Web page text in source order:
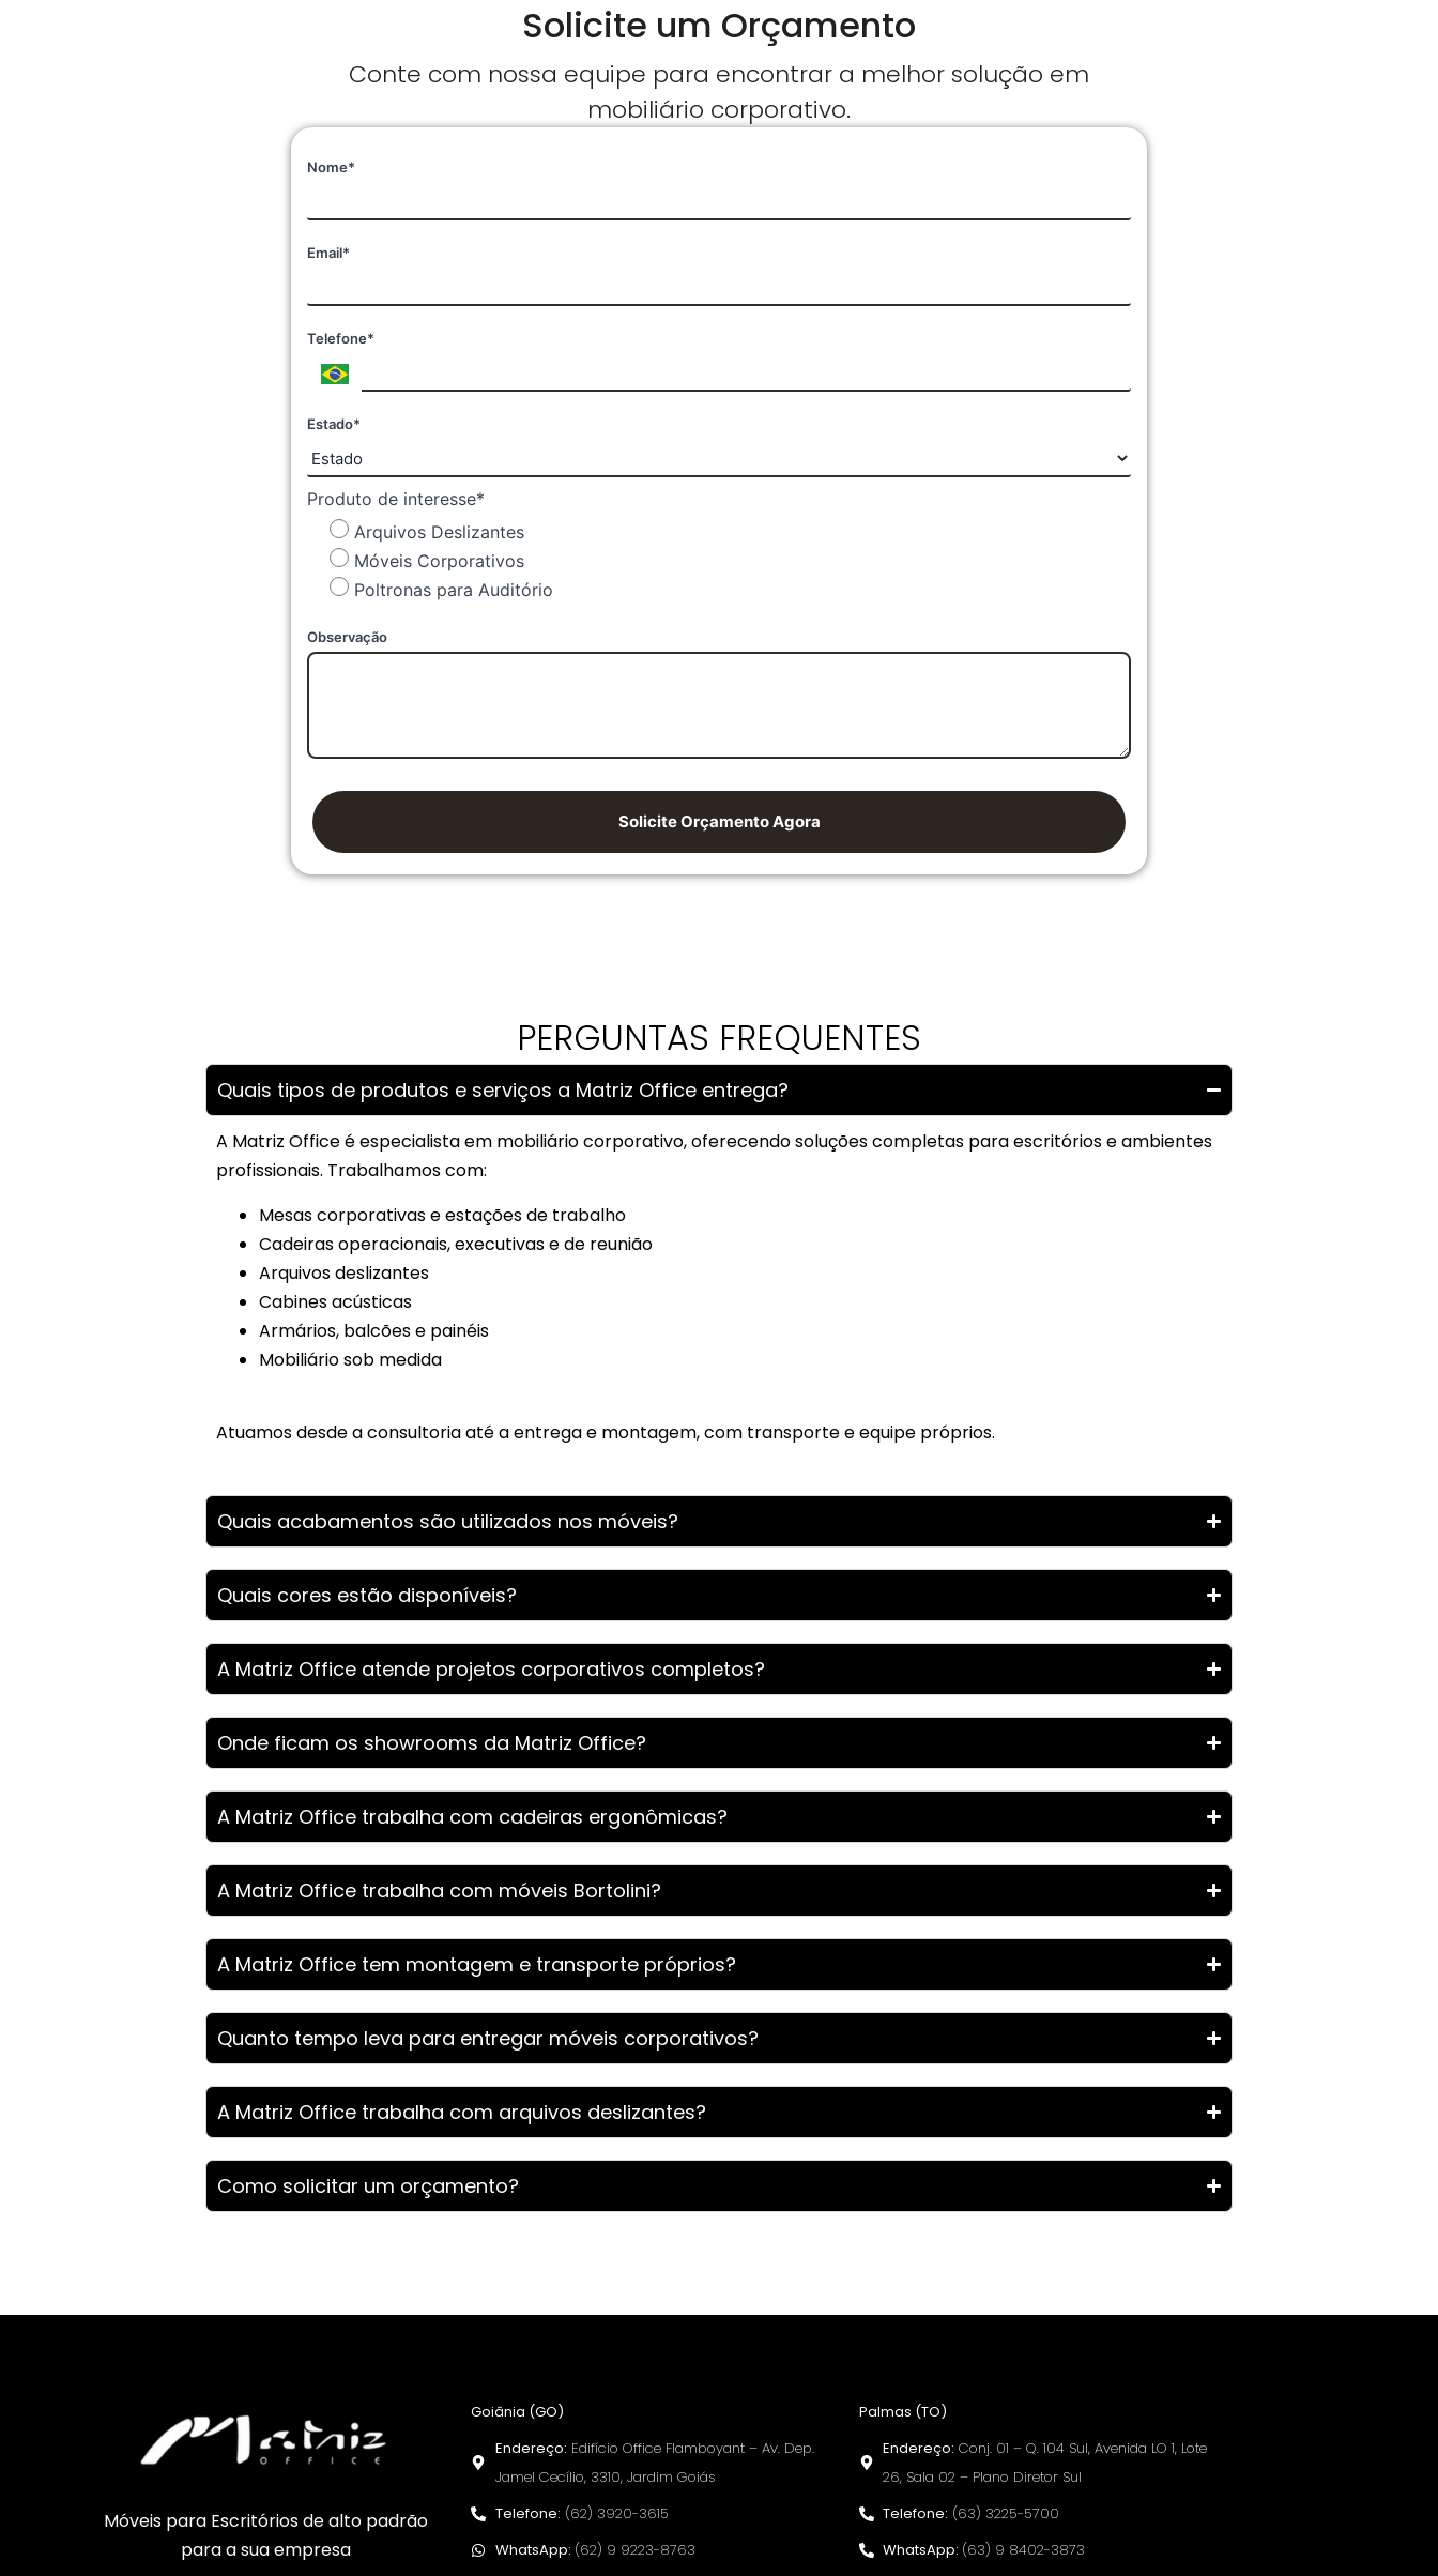
Solicite um Orçamento
Conte com nossa equipe para encontrar a melhor solução em
mobiliário corporativo.
Nome*
Email*
Telefone*
Estado*
Produto de interesse*
Arquivos Deslizantes
Móveis Corporativos
Poltronas para Auditório
Observação
Solicite Orçamento Agora
PERGUNTAS FREQUENTES
Quais tipos de produtos e serviços a Matriz Office entrega?
A Matriz Office é especialista em mobiliário corporativo, oferecendo soluções completas para escritórios e ambientes
profissionais. Trabalhamos com:
Mesas corporativas e estações de trabalho
Cadeiras operacionais, executivas e de reunião
Arquivos deslizantes
Cabines acústicas
Armários, balcões e painéis
Mobiliário sob medida
Atuamos desde a consultoria até a entrega e montagem, com transporte e equipe próprios.
Quais acabamentos são utilizados nos móveis?
Quais cores estão disponíveis?
A Matriz Office atende projetos corporativos completos?
Onde ficam os showrooms da Matriz Office?
A Matriz Office trabalha com cadeiras ergonômicas?
A Matriz Office trabalha com móveis Bortolini?
A Matriz Office tem montagem e transporte próprios?
Quanto tempo leva para entregar móveis corporativos?
A Matriz Office trabalha com arquivos deslizantes?
Como solicitar um orçamento?
Móveis para Escritórios de alto padrão
para a sua empresa
Goiânia (GO)
Endereço: Edifício Office Flamboyant – Av. Dep.
Jamel Cecílio, 3310, Jardim Goiás
Telefone: (62) 3920-3615
WhatsApp: (62) 9 9223-8763
Palmas (TO)
Endereço: Conj. 01 – Q. 104 Sul, Avenida LO 1, Lote
26, Sala 02 – Plano Diretor Sul
Telefone: (63) 3225-5700
WhatsApp: (63) 9 8402-3873